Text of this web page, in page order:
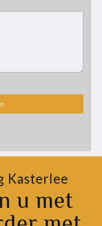
Kasterlee
u met